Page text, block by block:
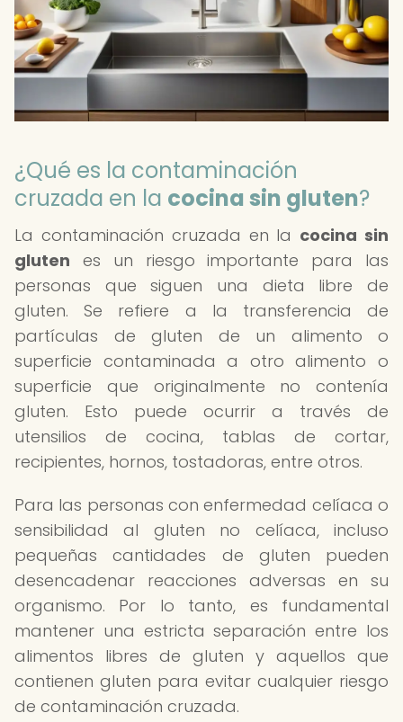
¿Qué es la contaminación
cruzada en la cocina sin gluten?
La contaminación cruzada en la cocina sin
gluten es un riesgo importante para las
personas que siguen una dieta libre de
gluten. Se refiere a la transferencia de
partículas de gluten de un alimento o
superficie contaminada a otro alimento o
superficie que originalmente no contenía
gluten. Esto puede ocurrir a través de
utensilios de cocina, tablas de cortar,
recipientes, hornos, tostadoras, entre otros.
Para las personas con enfermedad celíaca o
sensibilidad al gluten no celíaca, incluso
pequeñas cantidades de gluten pueden
desencadenar reacciones adversas en su
organismo. Por lo tanto, es fundamental
mantener una estricta separación entre los
alimentos libres de gluten y aquellos que
contienen gluten para evitar cualquier riesgo
de contaminación cruzada.